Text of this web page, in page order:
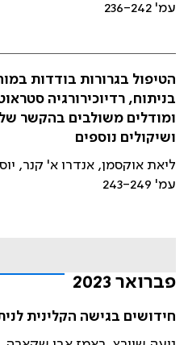
עמ' 236-242
הטיפול בגרורות בודדות
בניתוח, רדיוכירורגיה
ומודלים משולבים בהקשר
ושיקולים נוספים
ליאת אוקסמן, אנדרו א' קנר,
עמ' 243-249
פברואר 2023
חידושים בגישה הקלינית